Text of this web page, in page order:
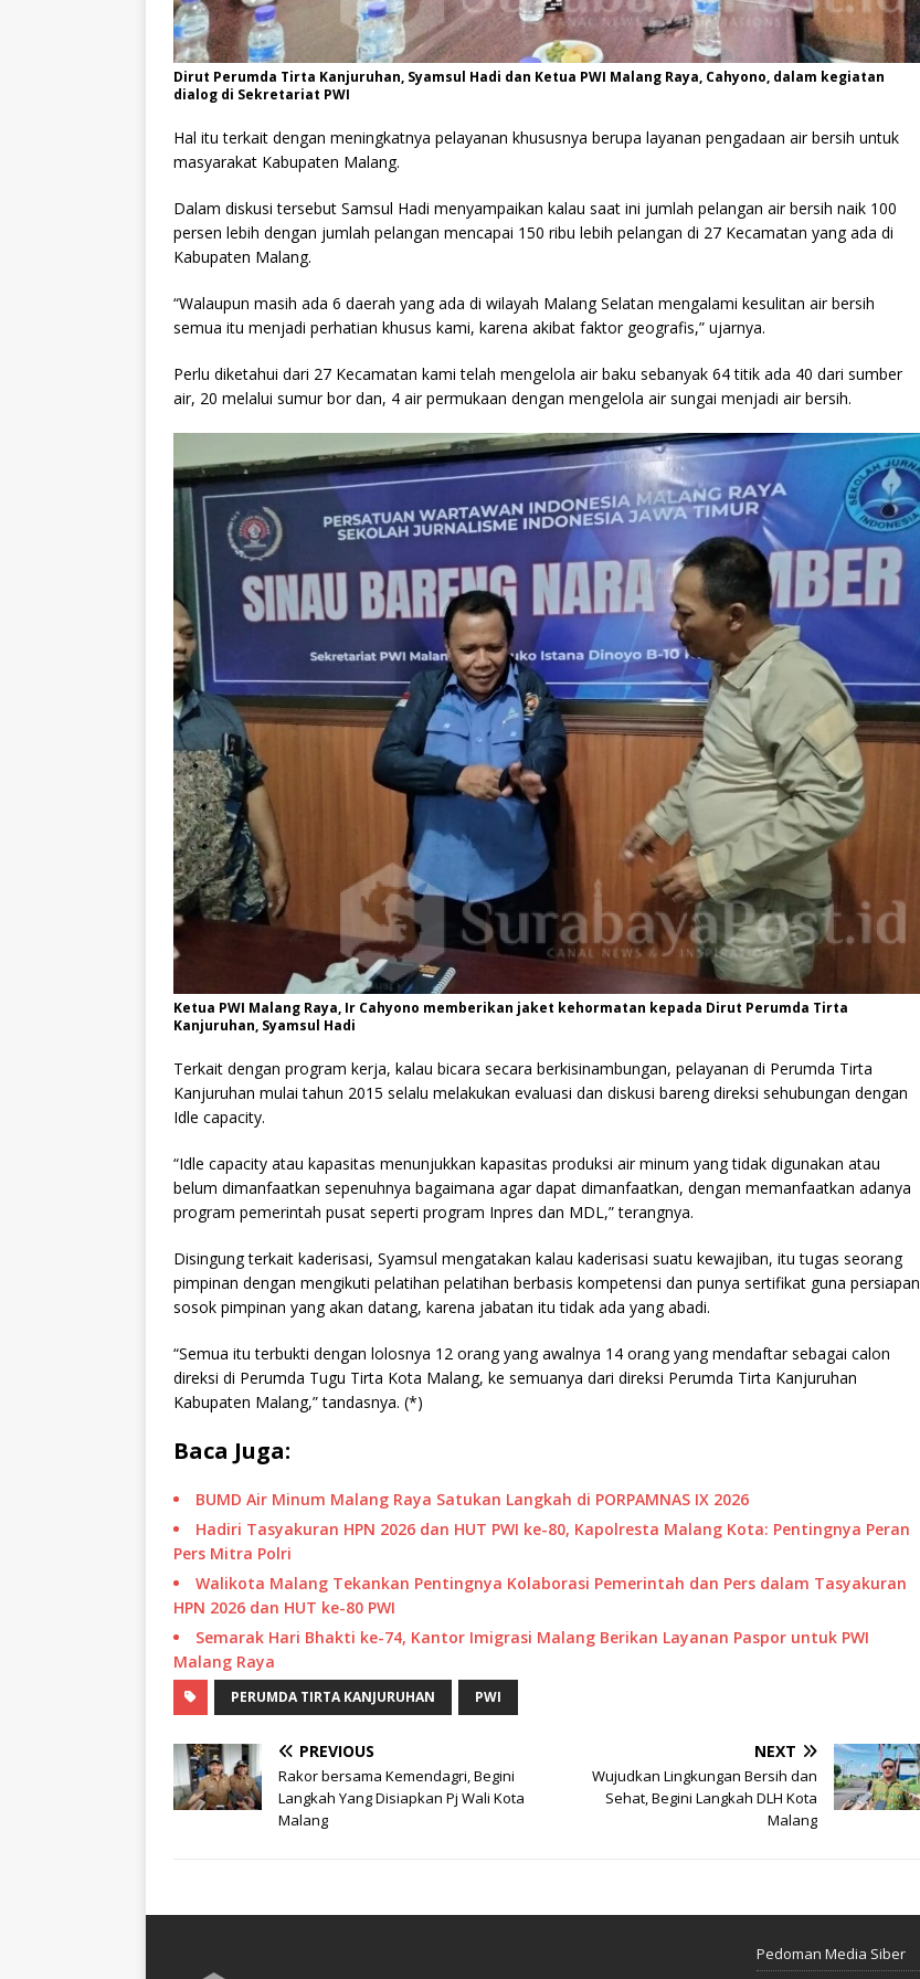
Dirut Perumda Tirta Kanjuruhan, Syamsul Hadi dan Ketua PWI Malang Raya, Cahyono, dalam kegiatan
dialog di Sekretariat PWI
Hal itu terkait dengan meningkatnya pelayanan khususnya berupa layanan pengadaan air bersih untuk
masyarakat Kabupaten Malang.
Dalam diskusi tersebut Samsul Hadi menyampaikan kalau saat ini jumlah pelangan air bersih naik 100
persen lebih dengan jumlah pelangan mencapai 150 ribu lebih pelangan di 27 Kecamatan yang ada di
Kabupaten Malang.
“Walaupun masih ada 6 daerah yang ada di wilayah Malang Selatan mengalami kesulitan air bersih
semua itu menjadi perhatian khusus kami, karena akibat faktor geografis,” ujarnya.
Perlu diketahui dari 27 Kecamatan kami telah mengelola air baku sebanyak 64 titik ada 40 dari sumber
air, 20 melalui sumur bor dan, 4 air permukaan dengan mengelola air sungai menjadi air bersih.
Ketua PWI Malang Raya, Ir Cahyono memberikan jaket kehormatan kepada Dirut Perumda Tirta
Kanjuruhan, Syamsul Hadi
Terkait dengan program kerja, kalau bicara secara berkisinambungan, pelayanan di Perumda Tirta
Kanjuruhan mulai tahun 2015 selalu melakukan evaluasi dan diskusi bareng direksi sehubungan dengan
Idle capacity.
“Idle capacity atau kapasitas menunjukkan kapasitas produksi air minum yang tidak digunakan atau
belum dimanfaatkan sepenuhnya bagaimana agar dapat dimanfaatkan, dengan memanfaatkan adanya
program pemerintah pusat seperti program Inpres dan MDL,” terangnya.
Disingung terkait kaderisasi, Syamsul mengatakan kalau kaderisasi suatu kewajiban, itu tugas seorang
pimpinan dengan mengikuti pelatihan pelatihan berbasis kompetensi dan punya sertifikat guna persiapan
sosok pimpinan yang akan datang, karena jabatan itu tidak ada yang abadi.
“Semua itu terbukti dengan lolosnya 12 orang yang awalnya 14 orang yang mendaftar sebagai calon
direksi di Perumda Tugu Tirta Kota Malang, ke semuanya dari direksi Perumda Tirta Kanjuruhan
Kabupaten Malang,” tandasnya. (*)
Baca Juga:
BUMD Air Minum Malang Raya Satukan Langkah di PORPAMNAS IX 2026
Hadiri Tasyakuran HPN 2026 dan HUT PWI ke-80, Kapolresta Malang Kota: Pentingnya Peran
Pers Mitra Polri
Walikota Malang Tekankan Pentingnya Kolaborasi Pemerintah dan Pers dalam Tasyakuran
HPN 2026 dan HUT ke-80 PWI
Semarak Hari Bhakti ke-74, Kantor Imigrasi Malang Berikan Layanan Paspor untuk PWI
Malang Raya
PERUMDA TIRTA KANJURUHAN PWI
PREVIOUS
Rakor bersama Kemendagri, Begini
Langkah Yang Disiapkan Pj Wali Kota
Malang
NEXT
Wujudkan Lingkungan Bersih dan
Sehat, Begini Langkah DLH Kota
Malang
Pedoman Media Siber